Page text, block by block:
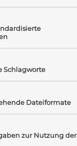
Schlagworte
Dateiformate
zur Nutzung der